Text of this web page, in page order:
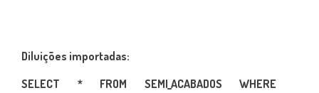
Diluições importadas:
SELECT * FROM SEMI_ACABADOS WHERE